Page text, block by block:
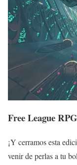
Free League
¡Y cerramos esta
venir de perlas a tu